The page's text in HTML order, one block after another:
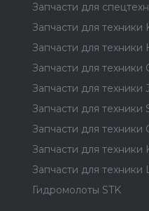
Запчасти для
Запчасти для техники
Запчасти для техники
Запчасти для техники
Запчасти для техники
Запчасти для техники
Запчасти для техники
Запчасти для техники
Запчасти для техники
Гидромолоты STK